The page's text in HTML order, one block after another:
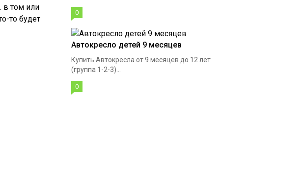
в том или
то будет
0
Автокресло детей 9 месяцев
Купить Автокресла от 9 месяцев до 12 лет
(группа 1-2-3)...
0